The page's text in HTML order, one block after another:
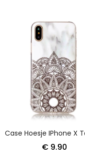
€ 9.90